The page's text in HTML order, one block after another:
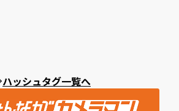
ハッシュタグ一覧へ